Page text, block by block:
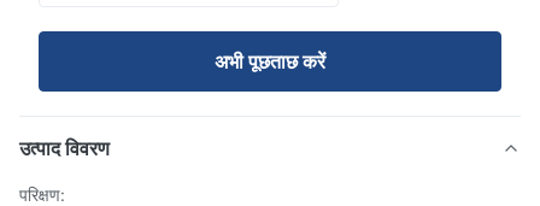
अभी पूछताछ करें
उत्पाद विवरण
परिक्षण: